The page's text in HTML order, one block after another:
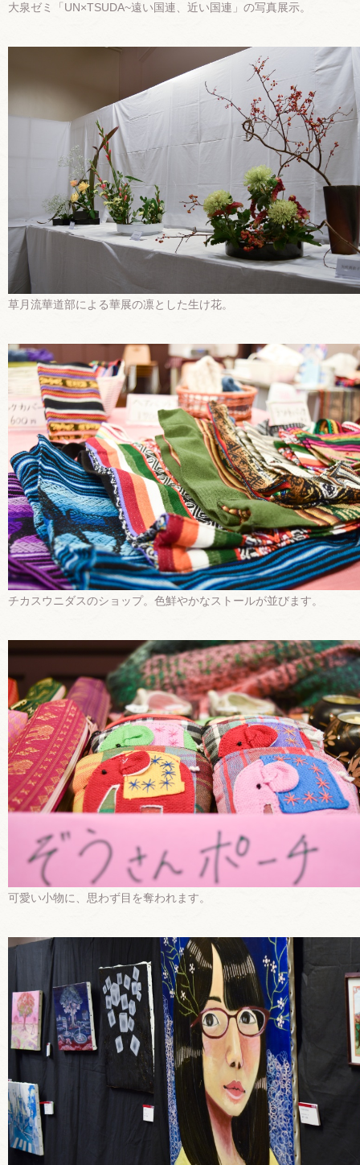
大泉ゼミ「UN×TSUDA~遠い国連、近い国連」の写真展示。
草月流華道部による華展の凛とした生け花。
チカスウニダスのショップ。色鮮やかなストールが並びます。
可愛い小物に、思わず目を奪われます。